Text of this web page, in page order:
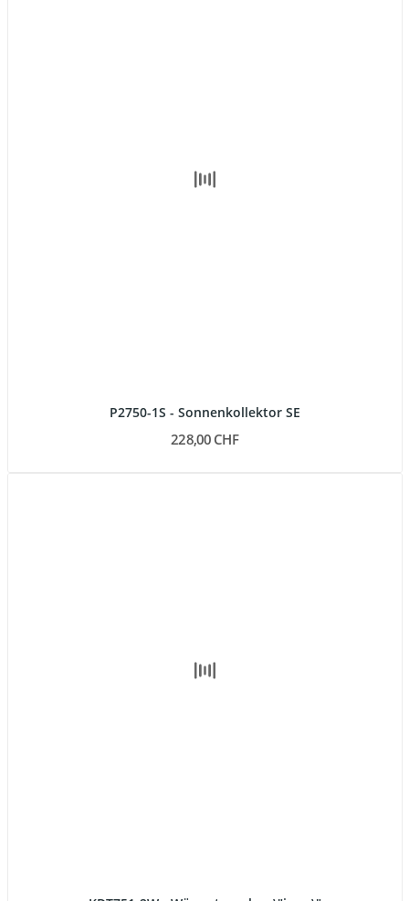
P2750-1S - Sonnenkollektor SE
228,00 CHF